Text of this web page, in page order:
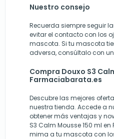
Nuestro consejo
Recuerda siempre seguir
evitar el contacto con los
mascota. Si tu mascota
adversa, consúltalo con
Compra Douxo S3
Farmaciabarata.es
Descubre las mejores
nuestra tienda. Accede a
obtener más ventajas y
S3 Calm Mousse 150 ml
mima a tu mascota con